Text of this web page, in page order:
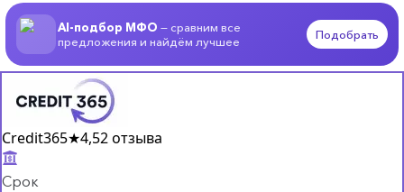
AI-подбор МФО — сравним все
предложения и найдём лучшее
Подобрать
Credit365★4,52 отзыва
Срок